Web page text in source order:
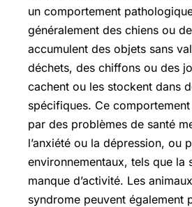
un comportement
généralement des chiens ou
accumulent des objets sans
déchets, des chiffons ou des
cachent ou les stockent dans
spécifiques. Ce
par des problèmes de santé
l’anxiété ou la dépression, ou
environnementaux, tels que la
manque d’activité. Les
syndrome peuvent également